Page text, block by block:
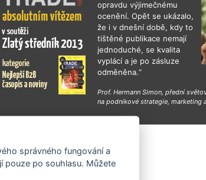
Design Days v Mexiku nebo exportní
Design pro business 2026 zaměřená
a budování značek na zahraničních trzích.
trhy
opravdu výjimečnému
ocenění. Opět se ukázalo,
že i v dnešní době, kdy to
tištěné publikace nemají
jednoduché, se kvalita
vyplácí a je po zásluze
odměněna.“
Prof. Hermann Simon, přední
na podnikové strategie, marketing
správného fungování a
pouze po souhlasu. Můžete